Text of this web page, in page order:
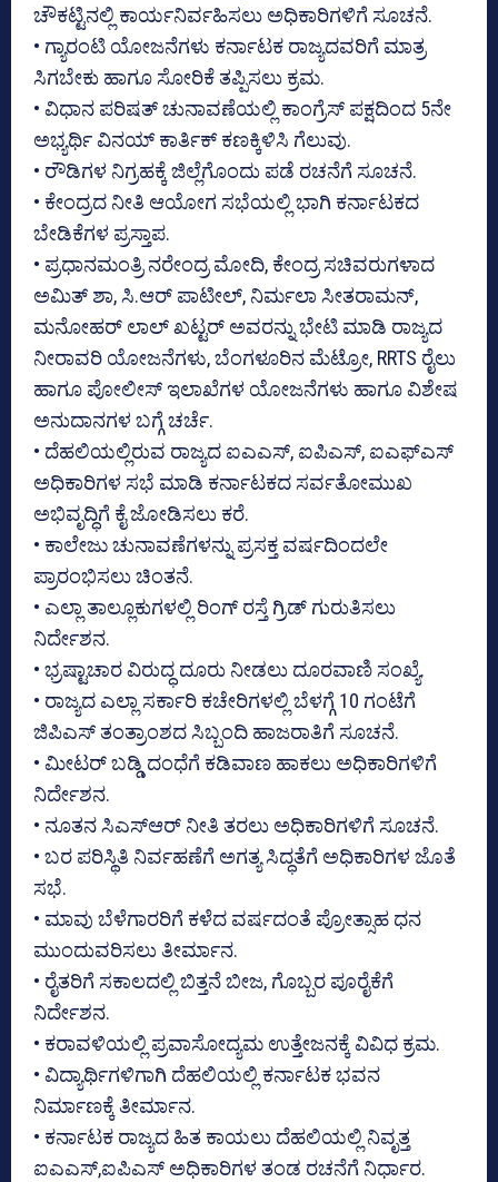
ಚೌಕಟ್ಟಿನಲ್ಲಿ ಕಾರ್ಯನಿರ್ವಹಿಸಲು ಅಧಿಕಾರಿಗಳಿಗೆ ಸೂಚನೆ.
• ಗ್ಯಾರಂಟಿ ಯೋಜನೆಗಳು ಕರ್ನಾಟಕ ರಾಜ್ಯದವರಿಗೆ ಮಾತ್ರ
ಸಿಗಬೇಕು ಹಾಗೂ ಸೋರಿಕೆ ತಪ್ಪಿಸಲು ಕ್ರಮ.
• ವಿಧಾನ ಪರಿಷತ್ ಚುನಾವಣೆಯಲ್ಲಿ ಕಾಂಗ್ರೆಸ್ ಪಕ್ಷದಿಂದ 5ನೇ
ಅಭ್ಯರ್ಥಿ ವಿನಯ್ ಕಾರ್ತಿಕ್ ಕಣಕ್ಕಿಳಿಸಿ ಗೆಲುವು.
• ರೌಡಿಗಳ ನಿಗ್ರಹಕ್ಕೆ ಜಿಲ್ಲೆಗೊಂದು ಪಡೆ ರಚನೆಗೆ ಸೂಚನೆ.
• ಕೇಂದ್ರದ ನೀತಿ ಆಯೋಗ ಸಭೆಯಲ್ಲಿ ಭಾಗಿ ಕರ್ನಾಟಕದ
ಬೇಡಿಕೆಗಳ ಪ್ರಸ್ತಾಪ.
• ಪ್ರಧಾನಮಂತ್ರಿ ನರೇಂದ್ರ ಮೋದಿ, ಕೇಂದ್ರ ಸಚಿವರುಗಳಾದ
ಅಮಿತ್ ಶಾ, ಸಿ.ಆರ್ ಪಾಟೀಲ್, ನಿರ್ಮಲಾ ಸೀತರಾಮನ್,
ಮನೋಹರ್ ಲಾಲ್ ಖಟ್ಟರ್ ಅವರನ್ನು ಭೇಟಿ ಮಾಡಿ ರಾಜ್ಯದ
ನೀರಾವರಿ ಯೋಜನೆಗಳು, ಬೆಂಗಳೂರಿನ ಮೆಟ್ರೋ, RRTS ರೈಲು
ಹಾಗೂ ಪೋಲೀಸ್ ಇಲಾಖೆಗಳ ಯೋಜನೆಗಳು ಹಾಗೂ ವಿಶೇಷ
ಅನುದಾನಗಳ ಬಗ್ಗೆ ಚರ್ಚೆ.
• ದೆಹಲಿಯಲ್ಲಿರುವ ರಾಜ್ಯದ ಐಎಎಸ್, ಐಪಿಎಸ್, ಐಎಫ್ಎಸ್
ಅಧಿಕಾರಿಗಳ ಸಭೆ ಮಾಡಿ ಕರ್ನಾಟಕದ ಸರ್ವತೋಮುಖ
ಅಭಿವೃದ್ಧಿಗೆ ಕೈ ಜೋಡಿಸಲು ಕರೆ.
• ಕಾಲೇಜು ಚುನಾವಣೆಗಳನ್ನು ಪ್ರಸಕ್ತ ವರ್ಷದಿಂದಲೇ
ಪ್ರಾರಂಭಿಸಲು ಚಿಂತನೆ‌.
• ಎಲ್ಲಾ ತಾಲ್ಲೂಕುಗಳಲ್ಲಿ ರಿಂಗ್ ರಸ್ತೆ ಗ್ರಿಡ್ ಗುರುತಿಸಲು
ನಿರ್ದೇಶನ.
• ಭ್ರಷ್ಟಾಚಾರ ವಿರುದ್ಧ ದೂರು ನೀಡಲು ದೂರವಾಣಿ ಸಂಖ್ಯೆ.
• ರಾಜ್ಯದ ಎಲ್ಲಾ ಸರ್ಕಾರಿ ಕಚೇರಿಗಳಲ್ಲಿ ಬೆಳಗ್ಗೆ 10 ಗಂಟೆಗೆ
ಜಿಪಿಎಸ್ ತಂತ್ರಾಂಶದ ಸಿಬ್ಬಂದಿ ಹಾಜರಾತಿಗೆ ಸೂಚನೆ.
• ಮೀಟರ್ ಬಡ್ಡಿ ದಂಧೆಗೆ ಕಡಿವಾಣ ಹಾಕಲು ಅಧಿಕಾರಿಗಳಿಗೆ
ನಿರ್ದೇಶನ.
• ನೂತನ ಸಿಎಸ್ಆರ್ ನೀತಿ ತರಲು ಅಧಿಕಾರಿಗಳಿಗೆ ಸೂಚನೆ.
• ಬರ ಪರಿಸ್ಥಿತಿ ನಿರ್ವಹಣೆಗೆ ಅಗತ್ಯ ಸಿದ್ಧತೆಗೆ ಅಧಿಕಾರಿಗಳ ಜೊತೆ
ಸಭೆ.
• ಮಾವು ಬೆಳೆಗಾರರಿಗೆ ಕಳೆದ ವರ್ಷದಂತೆ ಪ್ರೋತ್ಸಾಹ ಧನ
ಮುಂದುವರಿಸಲು ತೀರ್ಮಾನ.
• ರೈತರಿಗೆ ಸಕಾಲದಲ್ಲಿ ಬಿತ್ತನೆ ಬೀಜ, ಗೊಬ್ಬರ ಪೂರೈಕೆಗೆ
ನಿರ್ದೇಶನ.
• ಕರಾವಳಿಯಲ್ಲಿ ಪ್ರವಾಸೋದ್ಯಮ ಉತ್ತೇಜನಕ್ಕೆ ವಿವಿಧ ಕ್ರಮ.
• ವಿದ್ಯಾರ್ಥಿಗಳಿಗಾಗಿ ದೆಹಲಿಯಲ್ಲಿ ಕರ್ನಾಟಕ ಭವನ
ನಿರ್ಮಾಣಕ್ಕೆ ತೀರ್ಮಾನ.
• ಕರ್ನಾಟಕ ರಾಜ್ಯದ ಹಿತ ಕಾಯಲು ದೆಹಲಿಯಲ್ಲಿ ನಿವೃತ್ತ
ಐಎಎಸ್,ಐಪಿಎಸ್ ಅಧಿಕಾರಿಗಳ ತಂಡ ರಚನೆಗೆ ನಿರ್ಧಾರ.